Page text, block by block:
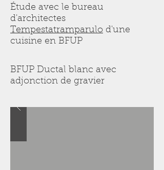
Étude avec le bureau
d'architectes
Tempestatramparulo d'une
cuisine en BFUP
BFUP Ductal blanc avec
adjonction de gravier